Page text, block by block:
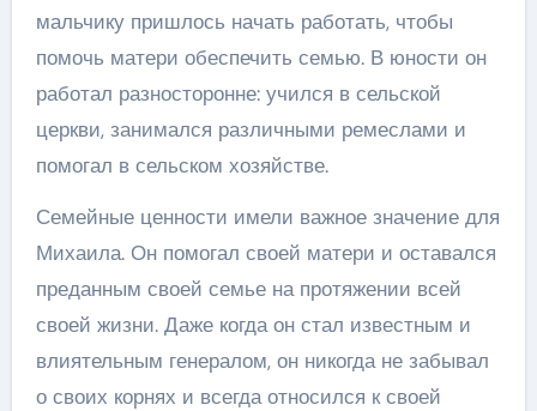
мальчику пришлось начать работать, чтобы
помочь матери обеспечить семью. В юности он
работал разносторонне: учился в сельской
церкви, занимался различными ремеслами и
помогал в сельском хозяйстве.
Семейные ценности имели важное значение для
Михаила. Он помогал своей матери и оставался
преданным своей семье на протяжении всей
своей жизни. Даже когда он стал известным и
влиятельным генералом, он никогда не забывал
о своих корнях и всегда относился к своей